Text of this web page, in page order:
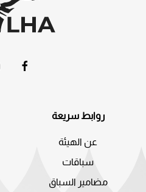
روابط سريعة
عن الهيئة
سباقات
مضامير السباق